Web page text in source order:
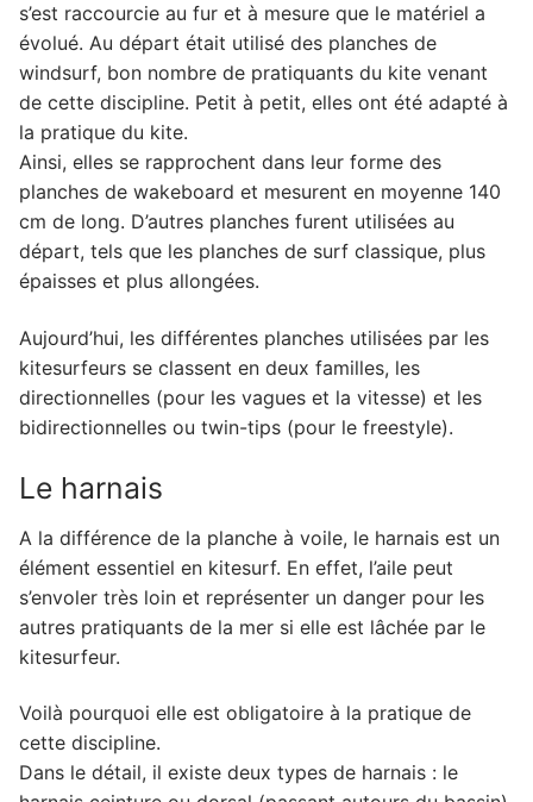
s’est raccourcie au fur et à mesure que le matériel a
évolué. Au départ était utilisé des planches de
windsurf, bon nombre de pratiquants du kite venant
de cette discipline. Petit à petit, elles ont été adapté à
la pratique du kite.
Ainsi, elles se rapprochent dans leur forme des
planches de wakeboard et mesurent en moyenne 140
cm de long. D’autres planches furent utilisées au
départ, tels que les planches de surf classique, plus
épaisses et plus allongées.
Aujourd’hui, les différentes planches utilisées par les
kitesurfeurs se classent en deux familles, les
directionnelles (pour les vagues et la vitesse) et les
bidirectionnelles ou twin-tips (pour le freestyle).
Le harnais
A la différence de la planche à voile, le harnais est un
élément essentiel en kitesurf. En effet, l’aile peut
s’envoler très loin et représenter un danger pour les
autres pratiquants de la mer si elle est lâchée par le
kitesurfeur.
Voilà pourquoi elle est obligatoire à la pratique de
cette discipline.
Dans le détail, il existe deux types de harnais : le